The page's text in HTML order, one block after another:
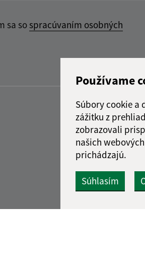
Používame
Súbory cookie a
zážitku z
zobrazovali
našich
prichádzajú.
Súhlasím
sa sospracúvaním osobných